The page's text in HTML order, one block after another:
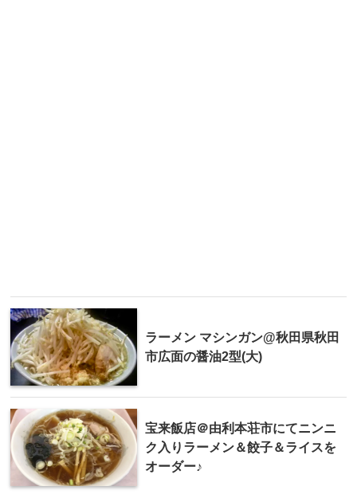
ラーメン マシンガン@秋田県秋田
市広面の醤油2型(大)
宝来飯店＠由利本荘市にてニンニ
ク入りラーメン＆餃子＆ライスを
オーダー♪